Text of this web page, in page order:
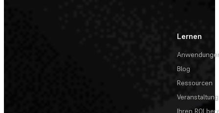
Lernen
Blog
Ressourcen
Ihren ROI